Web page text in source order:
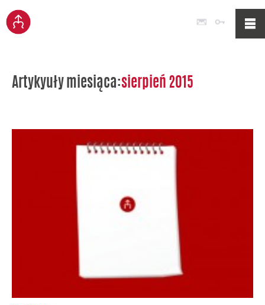
Poczta
Artykyuły miesiąca:sierpień 2015